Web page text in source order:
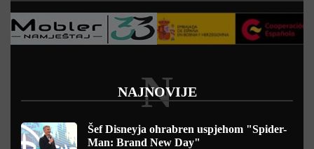
NAJNOVIJE
N
Šef Disneyja ohrabren uspjehom "Spider-
Man: Brand New Day"